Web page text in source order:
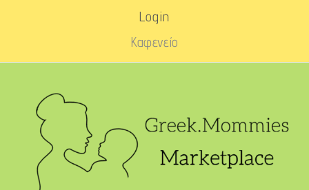
Login
Καφενείο